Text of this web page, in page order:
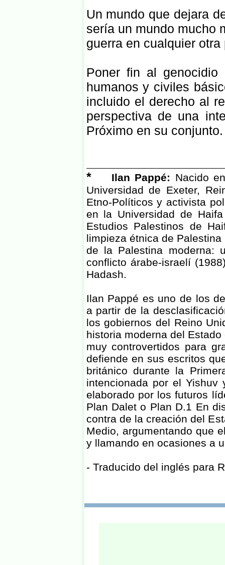
Un mundo que dejara
sería un mundo mucho
guerra en cualquier
Poner fin al
humanos y civiles
incluido el derecho al
perspectiva de una
Próximo en su conjunto.
* Ilan Pappé: Nacido
Universidad de Exeter,
Etno-Políticos y activista
en la Universidad de
Estudios Palestinos de
limpieza étnica de
de la Palestina moderna:
conflicto árabe-israelí
Hadash.
Ilan Pappé es uno de los
a partir de la
los gobiernos del Reino
historia moderna del
muy controvertidos para
defiende en sus escritos
británico durante la
intencionada por el
elaborado por los futuros
Plan Dalet o Plan D.1 En
contra de la creación del
Medio, argumentando que
y llamando en ocasiones a
- Traducido del inglés para